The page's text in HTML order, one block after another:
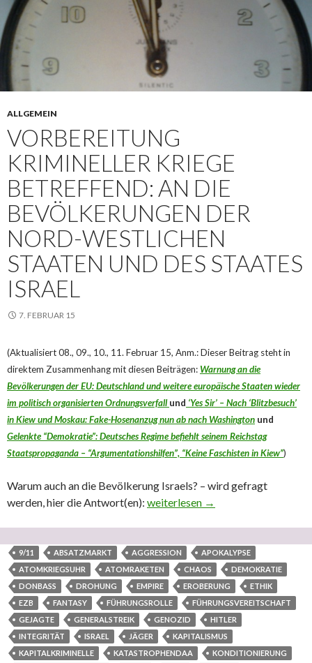
ALLGEMEIN
VORBEREITUNG
KRIMINELLER KRIEGE
BETREFFEND: AN DIE
BEVÖLKERUNGEN DER
NORD-WESTLICHEN
STAATEN UND DES STAATES
ISRAEL
7. FEBRUAR 15
(Aktualisiert 08., 09., 10., 11. Februar 15, Anm.: Dieser Beitrag steht in
direktem Zusammenhang mit diesen Beiträgen: Warnung an die
Bevölkerungen der EU: Deutschland und weitere europäische Staaten wieder
im politisch organisierten Ordnungsverfallund ‘Yes Sir’ – Nach ‘Blitzbesuch’
in Kiew und Moskau: Fake-Hosenanzug nun ab nach Washington und
Gelenkte “Demokratie”: Deutsches Regime befiehlt seinem Reichstag
Staatspropaganda – “Argumentationshilfen”, “Keine Faschisten in Kiew”)
Warum auch an die Bevölkerung Israels? – wird gefragt
werden, hier die Antwort(en): Vorbereitung krimineller Kriege
weiterlesen →
9/11 ABSATZMARKT AGGRESSION
APOKALYPSE
ATOMKRIEGSUHR
ATOMRAKETEN CHAOS
DEMOKRATIE
DONBASS
DROHUNG EMPIRE EROBERUNG
ETHIK
EZB
FANTASY FÜHRUNGSROLLE
FÜHRUNGSVEREITSCHAFT
GEJAGTE
GENERALSTREIK GENOZID
HITLER
INTEGRITÄT
ISRAEL JÄGER
KAPITALISMUS
KAPITALKRIMINELLE
KATASTROPHENDAA
KONDITIONIERUNG